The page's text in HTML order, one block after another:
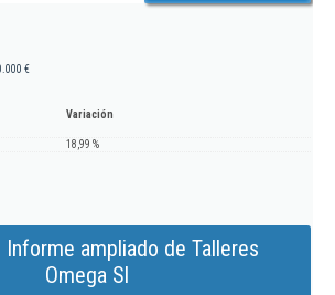
€
Variación
18,99 %
Informe ampliado de Talleres
Omega Sl